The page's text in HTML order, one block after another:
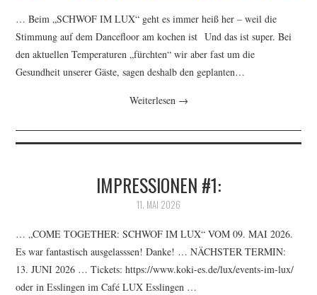
DATENSCHUTZERKLÄRUNG
… Beim „SCHWOF IM LUX“ geht es immer heiß her – weil die
Stimmung auf dem Dancefloor am kochen ist Und das ist super. Bei
den aktuellen Temperaturen „fürchten“ wir aber fast um die
Gesundheit unserer Gäste, sagen deshalb den geplanten…
Weiterlesen →
IMPRESSIONEN #1:
11. MAI 2026
… „COME TOGETHER: SCHWOF IM LUX“ VOM 09. MAI 2026.
Es war fantastisch ausgelasssen! Danke! … NÄCHSTER TERMIN:
13. JUNI 2026 … Tickets: https://www.koki-es.de/lux/events-im-lux/
oder in Esslingen im Café LUX Esslingen …